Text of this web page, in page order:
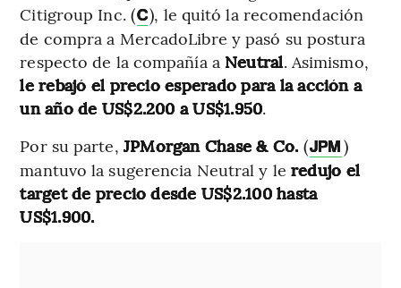
Citigroup Inc. (C), le quitó la recomendación
de compra a MercadoLibre y pasó su postura
respecto de la compañía a Neutral. Asimismo,
le rebajó el precio esperado para la acción a
un año de US$2.200 a US$1.950.
Por su parte, JPMorgan Chase & Co. (JPM)
mantuvo la sugerencia Neutral y le redujo el
target de precio desde US$2.100 hasta
US$1.900.